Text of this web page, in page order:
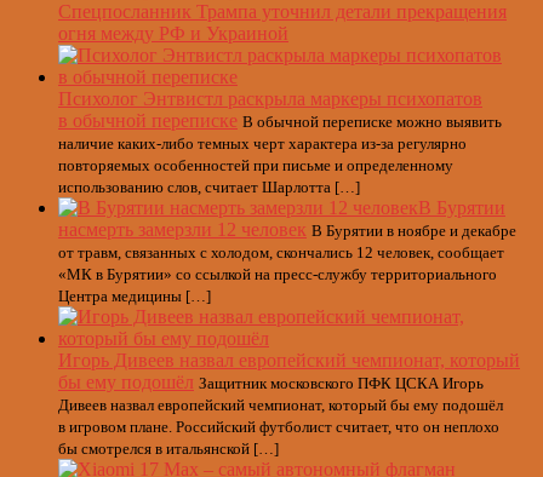
Спецпосланник Трампа уточнил детали прекращения
огня между РФ и Украиной
Психолог Энтвистл раскрыла маркеры психопатов
в обычной переписке В обычной переписке можно выявить
наличие каких-либо темных черт характера из-за регулярно
повторяемых особенностей при письме и определенному
использованию слов, считает Шарлотта […]
В Бурятии
насмерть замерзли 12 человек В Бурятии в ноябре и декабре
от травм, связанных с холодом, скончались 12 человек, сообщает
«МК в Бурятии» со ссылкой на пресс-службу территориального
Центра медицины […]
Игорь Дивеев назвал европейский чемпионат, который
бы ему подошёл Защитник московского ПФК ЦСКА Игорь
Дивеев назвал европейский чемпионат, который бы ему подошёл
в игровом плане. Российский футболист считает, что он неплохо
бы смотрелся в итальянской […]